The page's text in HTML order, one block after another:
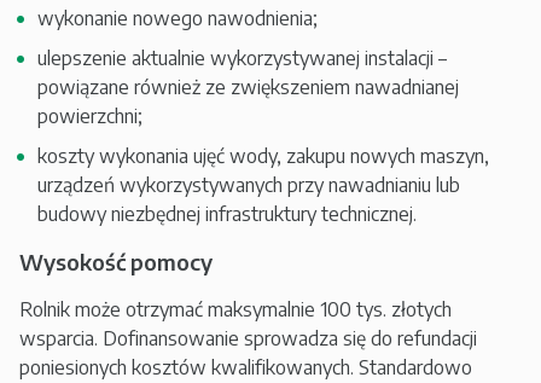
wykonanie nowego nawodnienia;
ulepszenie aktualnie wykorzystywanej instalacji –
powiązane również ze zwiększeniem nawadnianej
powierzchni;
koszty wykonania ujęć wody, zakupu nowych maszyn,
urządzeń wykorzystywanych przy nawadnianiu lub
budowy niezbędnej infrastruktury technicznej.
Wysokość pomocy
Rolnik może otrzymać maksymalnie 100 tys. złotych
wsparcia. Dofinansowanie sprowadza się do refundacji
poniesionych kosztów kwalifikowanych. Standardowo